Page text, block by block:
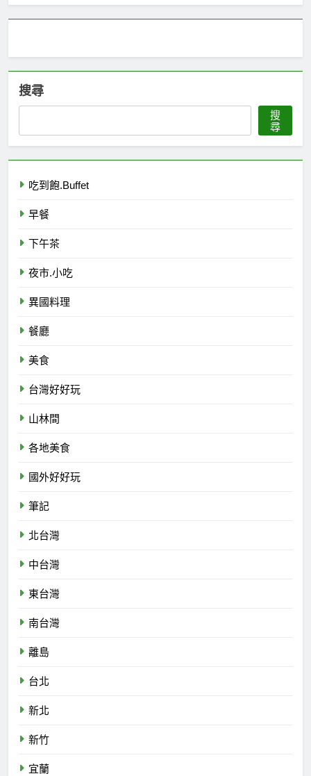
搜尋
搜
尋
吃到飽.Buffet
早餐
下午茶
夜市.小吃
異國料理
餐廳
美食
台灣好好玩
山林間
各地美食
國外好好玩
筆記
北台灣
中台灣
東台灣
南台灣
離島
台北
新北
新竹
宜蘭